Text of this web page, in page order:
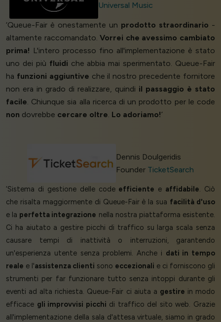
Universal Music
‘Queue-Fair è onestamente un prodotto straordinario -
altamente raccomandato.Vorrei che avessimo cambiato
prima! L'intero processo fino all'implementazione è stato
uno dei più fluidi che abbia mai sperimentato. Queue-Fair
ha funzioni aggiuntive che il nostro precedente fornitore
non era in grado di realizzare, quindi il passaggio è stato
facile. Chiunque sia alla ricerca di un prodotto per le code
non dovrebbe cercare oltre. Lo adoriamo!’
Dennis Doulgeridis
Founder TicketSearch
‘Sistema di gestione delle code efficiente e affidabile. Ciò
che risalta maggiormente di Queue-Fair è la sua facilità d'uso
e la perfetta integrazione nella nostra piattaforma esistente.
Ci ha aiutato a gestire picchi di traffico su larga scala senza
causare tempi di inattività o interruzioni, garantendo
un'esperienza utente senza problemi. Anche i dati in tempo
reale e l'assistenza clienti sono eccezionali e ci forniscono gli
strumenti per far funzionare tutto senza intoppi durante gli
eventi ad alta richiesta. Queue-Fair ci aiuta a gestire in modo
efficace gli improvvisi picchi di traffico del sito web. Grazie
all'implementazione della sala d'attesa virtuale, siamo in grado